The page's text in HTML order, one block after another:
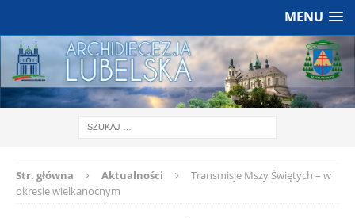
MENU
Str. główna Aktualności
Transmisje Mszy Świętych – w
okresie wielkanocnym